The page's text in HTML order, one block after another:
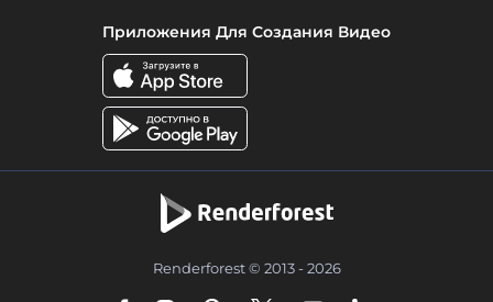
Приложения Для Создания Видео
Renderforest © 2013 - 2026